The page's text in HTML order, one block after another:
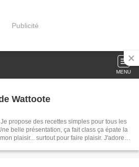
Publicité
MENU
Wattoote
belle présentation, ça fait class ça épate la
souhaitant bon voyage dans ma cuisine.